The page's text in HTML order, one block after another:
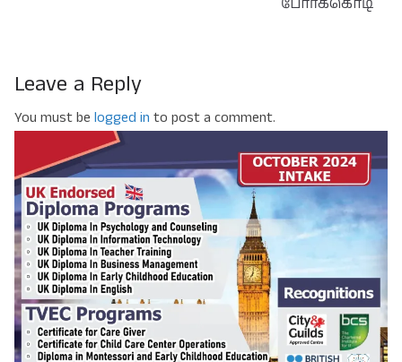
Leave a Reply
You must be logged in to post a comment.